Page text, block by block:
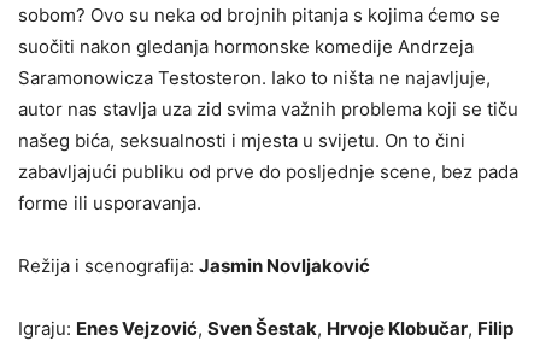
sobom? Ovo su neka od brojnih pitanja s kojima ćemo se
suočiti nakon gledanja hormonske komedije Andrzeja
Saramonowicza Testosteron. Iako to ništa ne najavljuje,
autor nas stavlja uza zid svima važnih problema koji se tiču
našeg bića, seksualnosti i mjesta u svijetu. On to čini
zabavljajući publiku od prve do posljednje scene, bez pada
forme ili usporavanja.
Režija i scenografija: Jasmin Novljaković
Igraju: Enes Vejzović, Sven Šestak, Hrvoje Klobučar, Filip